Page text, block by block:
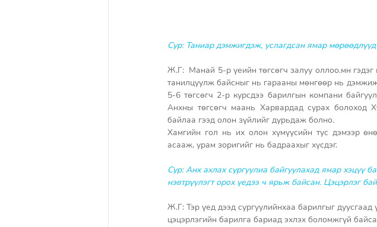
Сур: Таниар дэмжигдэж, услагдсан ямар
Ж.Г:  Манай 5-р үеийн төгсөгч залуу оллоо.мн
танилцуулж байсныг нь гарааны мөнгөөр нь
5-6 төгсөгч 2-р курсдээ барилгын компани
Анхны төгсөгч маань Харвардад сурах болоход
байлаа гээд олон зүйлийг дурьдаж болно.
Хамгийн гол нь их олон хүмүүсийн тус дэмээр
асааж, урам зоригийг нь бадраахыг хүсдэг.
Сур: Анх ахлах сургуулиа байгуулахад ямар хэцүү
нэвтрүүлэгт орох үедээ ч ярьж байсан. Цэцэрлэг
Ж.Г: Тэр үед дээд сургуулийнхаа барилгыг
цэцэрлэгийн барилга бариад эхлэх боломжгүй